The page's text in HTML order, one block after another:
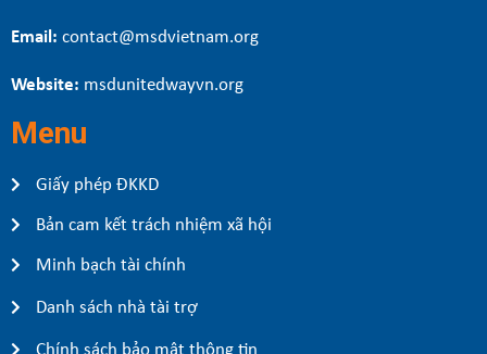
Email: contact@msdvietnam.org
Website: msdunitedwayvn.org
Menu
Giấy phép ĐKKD
Bản cam kết trách nhiệm xã hội
Minh bạch tài chính
Danh sách nhà tài trợ
Chính sách bảo mật thông tin